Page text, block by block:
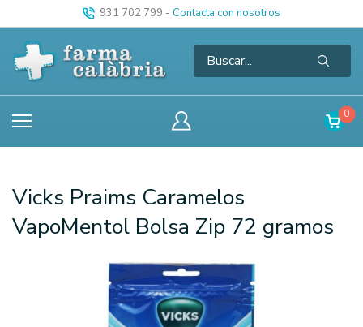
931 702 799 - Contacta con nosotros
0
Vicks Praims Caramelos
VapoMentol Bolsa Zip 72 gramos